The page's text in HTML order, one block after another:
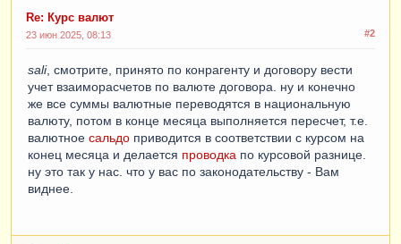
Re: Курс валют
#2
23 июн 2025, 08:13
sali, смотрите, принято по конрагенту и договору вести
учет взаиморасчетов по валюте договора. ну и конечно
же все суммы валютные переводятся в национальную
валюту, потом в конце месяца выполняется пересчет, т.е.
валютное сальдо приводится в соответствии с курсом на
конец месяца и делается проводка по курсовой разнице.
ну это так у нас. что у вас по законодательству - Вам
виднее.